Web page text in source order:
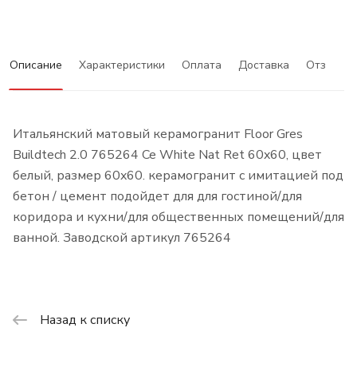
Описание Характеристики Оплата Доставка Отзывы
Итальянский матовый керамогранит Floor Gres
Buildtech 2.0 765264 Ce White Nat Ret 60x60, цвет
белый, размер 60x60. керамогранит с имитацией под
бетон / цемент подойдет для для гостиной/для
коридора и кухни/для общественных помещений/для
ванной. Заводской артикул 765264
Назад к списку